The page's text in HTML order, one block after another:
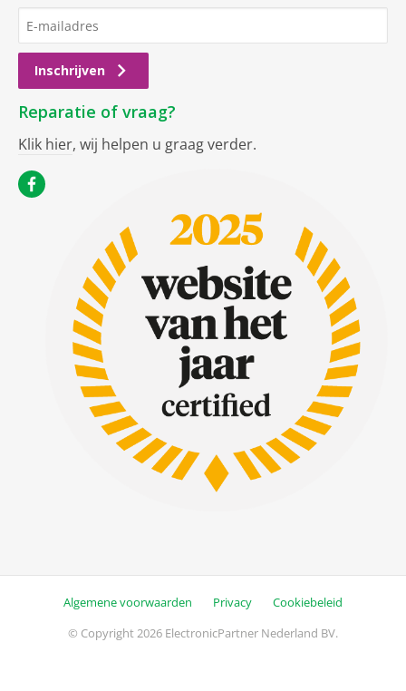
Inschrijven
Reparatie of vraag?
Klik hier, wij helpen u graag verder.
Algemene voorwaarden Privacy
Cookiebeleid
© Copyright 2026 ElectronicPartner Nederland BV.